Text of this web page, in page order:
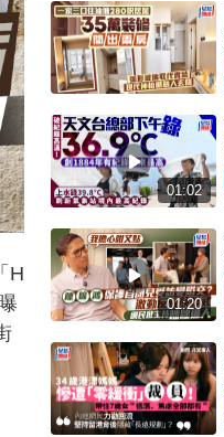
H
01:02
01:20